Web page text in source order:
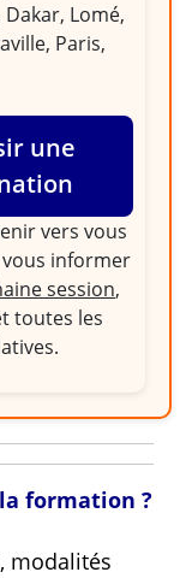
Lomé,
Paris,
une
vers vous
informer
session,
toutes les
formation ?
modalités